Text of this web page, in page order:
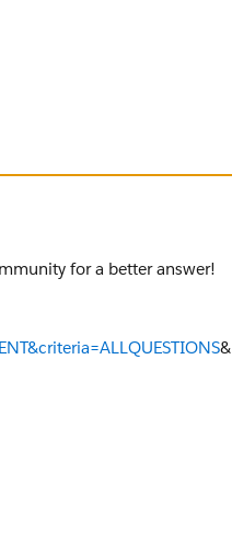
for a better answer!
&